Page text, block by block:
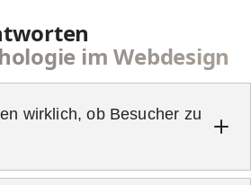
im Webdesign
wirklich, ob Besucher zu